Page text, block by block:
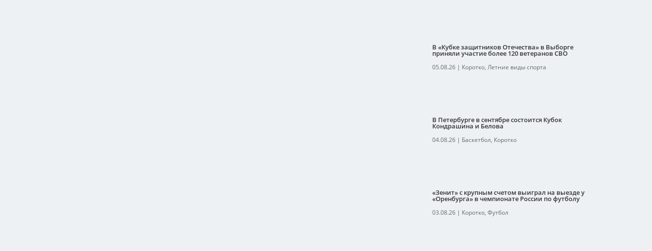
В «Кубке защитников Отечества» в Выборге
приняли участие более 120 ветеранов СВО
05.08.26| Коротко, Летние виды спорта
В Петербурге в сентябре состоится Кубок
Кондрашина и Белова
04.08.26| Баскетбол, Коротко
«Зенит» с крупным счетом выиграл на выезде у
«Оренбурга» в чемпионате России по футболу
03.08.26| Коротко, Футбол